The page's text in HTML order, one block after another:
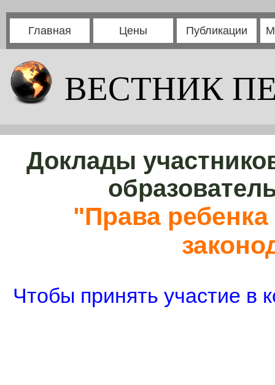
Главная Цены Публикации
ВЕСТНИК
Доклады
"Права ребенка
Чтобы принять участие в